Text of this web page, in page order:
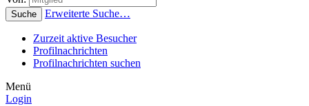
Suche Erweiterte Suche…
Zurzeit aktive Besucher
Profilnachrichten
Profilnachrichten suchen
Menü
Login